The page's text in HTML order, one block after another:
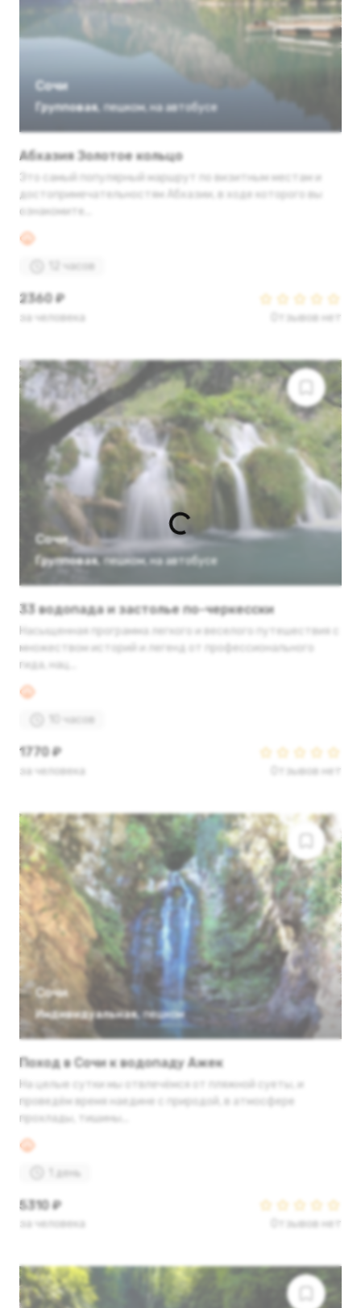
Сочи
Групповая, пешком, на автобусе
Абхазия Золотое кольцо
Это самый популярный маршрут по визитным местам и
достопримечательностям Абхазии, в ходе которого вы
ознакомите...
12 часов
2360 ₽
за человека Отзывов нет
Сочи
Групповая, пешком, на автобусе
33 водопада и застолье по-черкесски
Насыщенная программа легкого и веселого путешествия с
множеством историй и легенд от профессионального
гида, нац...
10 часов
1770 ₽
за человека Отзывов нет
Сочи
Индивидуальная, пешком
Поход в Сочи к водопаду Ажек
На целые сутки мы отвлечёмся от пляжной суеты, и
проведём время наедине с природой, в атмосфере
прохлады, тишины...
1 день
5310 ₽
за человека Отзывов нет